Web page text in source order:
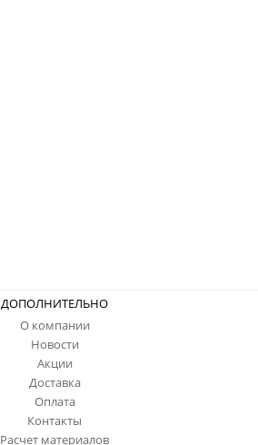
ДОПОЛНИТЕЛЬНО
О компании
Новости
Акции
Доставка
Оплата
Контакты
Расчет материалов